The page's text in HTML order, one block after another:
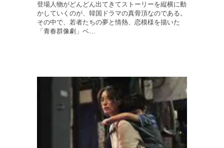
登場人物がどんどん出てきてストーリーを縦横に動
かしていくのが、韓国ドラマの真骨頂なのである。
その中で、若者たちの夢と情熱、恋模様を描いた
「青春群像劇」ベ…